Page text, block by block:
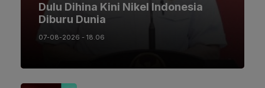
Dulu Dihina Kini Nikel Indonesia
Diburu Dunia
07-08-2026 - 18.06